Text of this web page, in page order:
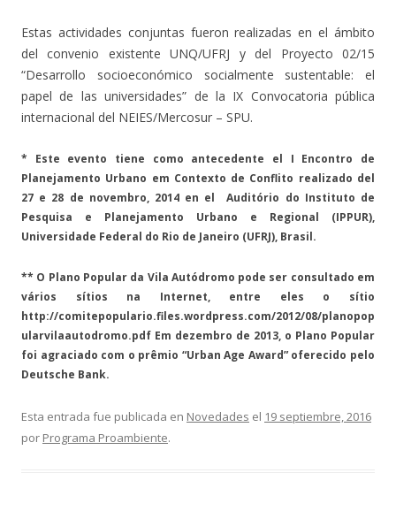
Estas actividades conjuntas fueron realizadas en el ámbito
del convenio existente UNQ/UFRJ y del Proyecto 02/15
“Desarrollo socioeconómico socialmente sustentable: el
papel de las universidades” de la IX Convocatoria pública
internacional del NEIES/Mercosur – SPU.
* Este evento tiene como antecedente el I Encontro de
Planejamento Urbano em Contexto de Conflito realizado del
27 e 28 de novembro, 2014 en el Auditório do Instituto de
Pesquisa e Planejamento Urbano e Regional (IPPUR),
Universidade Federal do Rio de Janeiro (UFRJ), Brasil.
** O Plano Popular da Vila Autódromo pode ser consultado em
vários sítios na Internet, entre eles o sítio
http://comitepopulario.files.wordpress.com/2012/08/planopop
ularvilaautodromo.pdf Em dezembro de 2013, o Plano Popular
foi agraciado com o prêmio “Urban Age Award” oferecido pelo
Deutsche Bank.
Esta entrada fue publicada en Novedades el 19 septiembre, 2016
por Programa Proambiente.